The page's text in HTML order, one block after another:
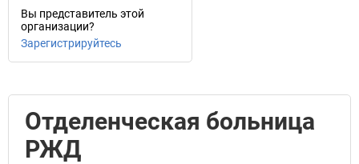
Вы представитель этой
организации?
Зарегистрируйтесь
Отделенческая больница
РЖД